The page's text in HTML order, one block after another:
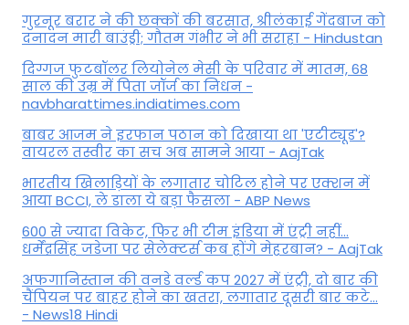
गुरनूर बरार ने की छक्कों की बरसात, श्रीलंकाई गेंदबाज को
दनादन मारी बाउंड्री; गौतम गंभीर ने भी सराहा - Hindustan
दिग्गज फुटबॉलर लियोनेल मेसी के परिवार में मातम, 68
साल की उम्र में पिता जॉर्ज का निधन -
navbharattimes.indiatimes.com
बाबर आजम ने इरफान पठान को दिखाया था 'एटीट्यूड'?
वायरल तस्वीर का सच अब सामने आया - AajTak
भारतीय खिलाड़ियों के लगातार चोटिल होने पर एक्शन में
आया BCCI, ले डाला ये बड़ा फैसला - ABP News
600 से ज्यादा विकेट, फिर भी टीम इंडिया में एंट्री नहीं...
धर्मेंद्रसिंह जडेजा पर सेलेक्टर्स कब होंगे मेहरबान? - AajTak
अफगानिस्तान की वनडे वर्ल्ड कप 2027 में एंट्री, दो बार की
चैंपियन पर बाहर होने का खतरा, लगातार दूसरी बार कटे...
- News18 Hindi